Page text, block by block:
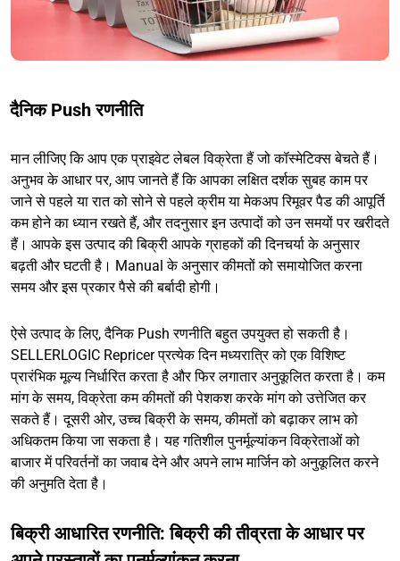
दैनिक Push रणनीति
मान लीजिए कि आप एक प्राइवेट लेबल विक्रेता हैं जो कॉस्मेटिक्स बेचते हैं।
अनुभव के आधार पर, आप जानते हैं कि आपका लक्षित दर्शक सुबह काम पर
जाने से पहले या रात को सोने से पहले क्रीम या मेकअप रिमूवर पैड की आपूर्ति
कम होने का ध्यान रखते हैं, और तदनुसार इन उत्पादों को उन समयों पर खरीदते
हैं। आपके इस उत्पाद की बिक्री आपके ग्राहकों की दिनचर्या के अनुसार
बढ़ती और घटती है। Manual के अनुसार कीमतों को समायोजित करना
समय और इस प्रकार पैसे की बर्बादी होगी।
ऐसे उत्पाद के लिए, दैनिक Push रणनीति बहुत उपयुक्त हो सकती है।
SELLERLOGIC Repricer प्रत्येक दिन मध्यरात्रि को एक विशिष्ट
प्रारंभिक मूल्य निर्धारित करता है और फिर लगातार अनुकूलित करता है। कम
मांग के समय, विक्रेता कम कीमतों की पेशकश करके मांग को उत्तेजित कर
सकते हैं। दूसरी ओर, उच्च बिक्री के समय, कीमतों को बढ़ाकर लाभ को
अधिकतम किया जा सकता है। यह गतिशील पुनर्मूल्यांकन विक्रेताओं को
बाजार में परिवर्तनों का जवाब देने और अपने लाभ मार्जिन को अनुकूलित करने
की अनुमति देता है।
बिक्री आधारित रणनीति: बिक्री की तीव्रता के आधार पर